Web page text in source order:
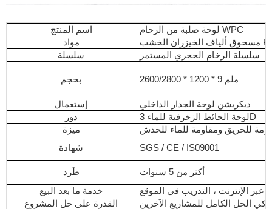
اسم المنتج
لوحة صلبة من الرخام WPC
مواد
سلسلة
سلسلة الرخام الحجري المستمر
بحجم 2600/2800 * 1200 * 9 ملم
إستعمال
ديكريشن لوحة الجدار الداخلي
دور
لوحة الحائط الزخرفية للماء 3D
ميزة
للحريق ومقاومة للماء للخدش
شهادة
SGS / CE / IS09001
طَرد
أكثر من 5 سنوات
خدمة ما بعد البيع
عبر الإنترنت ، التدريب في الموقع
القدرة على حل المشروع
الحل الكامل للمشاريع الآخرين